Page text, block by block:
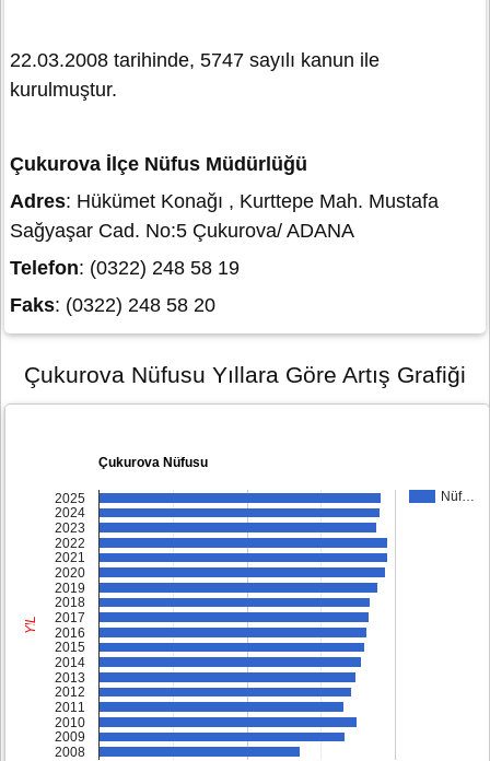
22.03.2008 tarihinde, 5747 sayılı kanun ile
kurulmuştur.
Çukurova İlçe Nüfus Müdürlüğü
Adres: Hükümet Konağı , Kurttepe Mah. Mustafa
Sağyaşar Cad. No:5 Çukurova/ ADANA
Telefon: (0322) 248 58 19
Faks: (0322) 248 58 20
Çukurova Nüfusu Yıllara Göre Artış Grafiği
Çukurova Nüfusu
Nüf…
2025
2024
2023
2022
2021
2020
2019
2018
2017
2016
2015
2014
2013
2012
2011
2010
2009
2008
YIL